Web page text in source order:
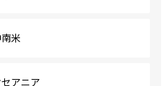
米
アニア